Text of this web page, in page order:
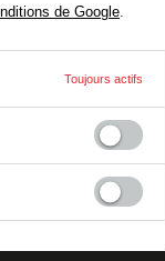
TEAM MCLAREN F1
2026
de Google
Toujours actifs